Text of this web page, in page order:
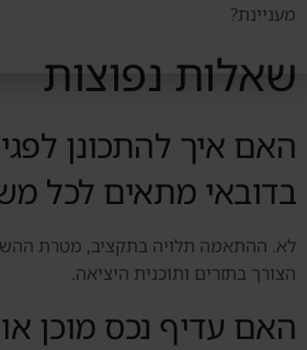
מעניינת?
שאלות נפוצות
האם איך להתכונן
בדובאי מתאים לכל
לא. ההתאמה תלויה בתקציב, מטרת
הצורך בתזרים ותוכנית היציאה.
האם עדיף נכס מוכן או Off Plan?